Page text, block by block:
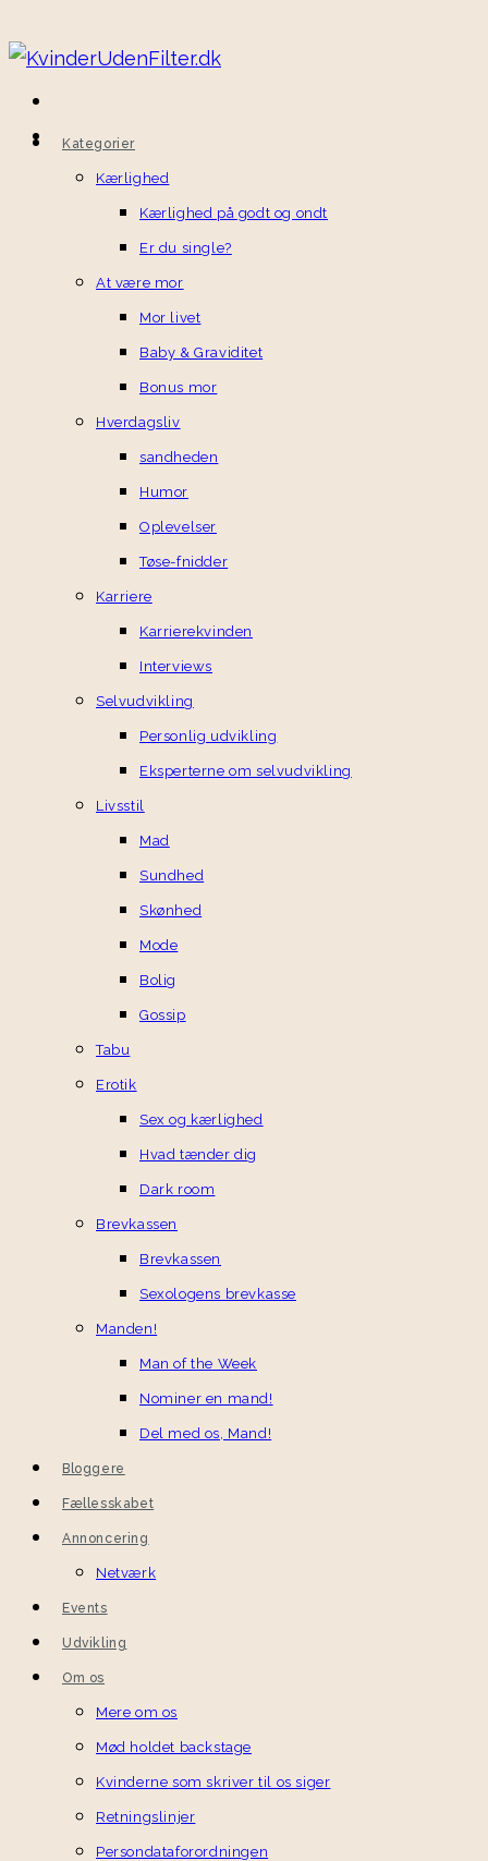
to
content
Kategorier
Kærlighed
Kærlighed på godt og ondt
Er du single?
At være mor
Mor livet
Baby & Graviditet
Bonus mor
Hverdagsliv
sandheden
Humor
Oplevelser
Tøse-fnidder
Karriere
Karrierekvinden
Interviews
Selvudvikling
Personlig udvikling
Eksperterne om selvudvikling
Livsstil
Mad
Sundhed
Skønhed
Mode
Bolig
Gossip
Tabu
Erotik
Sex og kærlighed
Hvad tænder dig
Dark room
Brevkassen
Brevkassen
Sexologens brevkasse
Manden!
Man of the Week
Nominer en mand!
Del med os, Mand!
Bloggere
Fællesskabet
Annoncering
Netværk
Events
Udvikling
Om os
Mere om os
Mød holdet backstage
Kvinderne som skriver til os siger
Retningslinjer
Persondataforordningen